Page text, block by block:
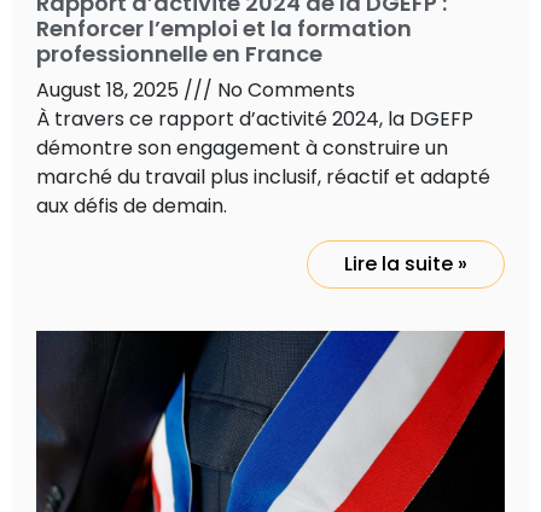
Renforcer l’emploi et la formation
professionnelle en France
August 18, 2025
No Comments
À travers ce rapport d’activité 2024, la DGEFP
démontre son engagement à construire un
marché du travail plus inclusif, réactif et adapté
aux défis de demain.
Lire la suite »